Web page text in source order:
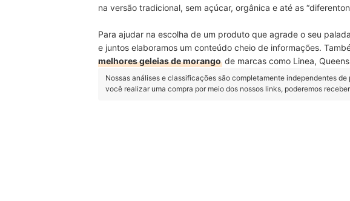
na versão tradicional, sem açúcar, orgânica e até as
Para ajudar na escolha de um produto que agrade o seu
e juntos elaboramos um conteúdo cheio de informações.
melhores geleias de morango de marcas como Linea,
Nossas análises e classificações são completamente independentes
você realizar uma compra por meio dos nossos links, poderemos